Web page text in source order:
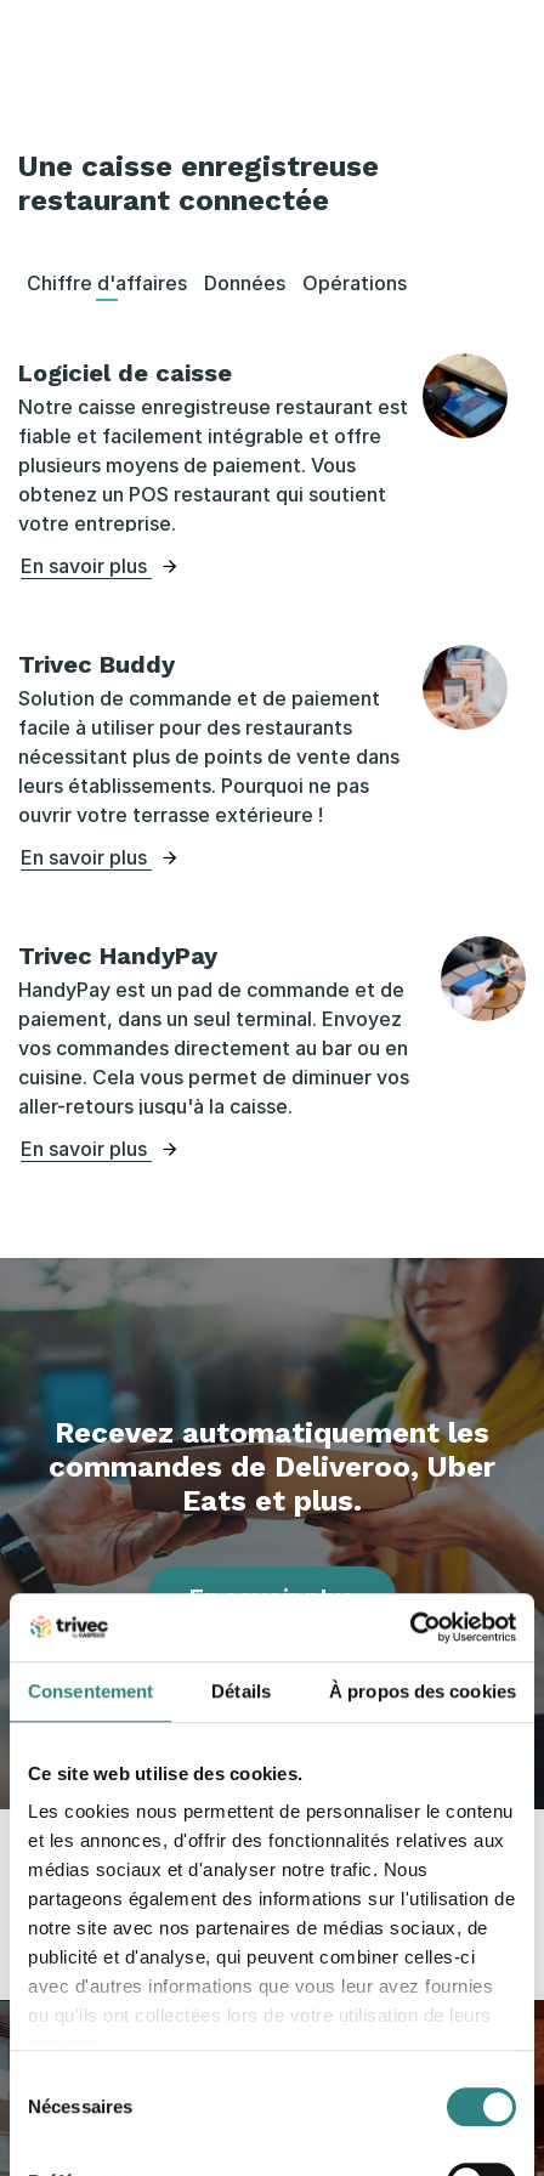
Consentement Détails À propos des cookies
Ce site web utilise des cookies.
Les cookies nous permettent de personnaliser le contenu
et les annonces, d'offrir des fonctionnalités relatives aux
médias sociaux et d'analyser notre trafic. Nous
partageons également des informations sur l'utilisation de
notre site avec nos partenaires de médias sociaux, de
publicité et d'analyse, qui peuvent combiner celles-ci
avec d'autres informations que vous leur avez fournies
ou qu'ils ont collectées lors de votre utilisation de leurs
consentement
Nécessaires
Une caisse enregistreuse
restaurant connectée
Chiffre d'affaires Données Opérations
Logiciel de caisse
Notre caisse enregistreuse restaurant est
fiable et facilement intégrable et offre
plusieurs moyens de paiement. Vous
obtenez un POS restaurant qui soutient
votre entreprise.
En savoir plus
Trivec Buddy
Solution de commande et de paiement
facile à utiliser pour des restaurants
nécessitant plus de points de vente dans
leurs établissements. Pourquoi ne pas
ouvrir votre terrasse extérieure !
En savoir plus
Trivec HandyPay
HandyPay est un pad de commande et de
paiement, dans un seul terminal. Envoyez
vos commandes directement au bar ou en
cuisine. Cela vous permet de diminuer vos
aller-retours jusqu'à la caisse.
En savoir plus
Recevez automatiquement les
commandes de Deliveroo, Uber
Eats et plus.
En savoir plus
Témoignages client
La Rhumerie Paris Hôtel Explorers Mama Shelter